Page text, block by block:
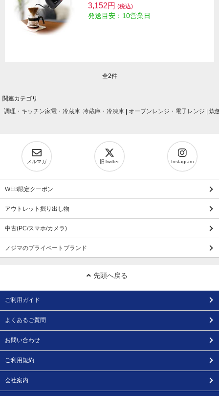
3,152円 (税込)
発送目安：10営業日
全2件
関連カテゴリ
調理・キッチン家電・冷蔵庫 :冷蔵庫・冷凍庫 | オーブンレンジ・電子レンジ | 炊
メルマガ 旧Twitter Instagram
WEB限定クーポン
アウトレット掘り出し物
中古(PC/スマホ/カメラ)
ノジマのプライベートブランド
先頭へ戻る
ご利用ガイド
よくあるご質問
お問い合わせ
ご利用規約
会社案内